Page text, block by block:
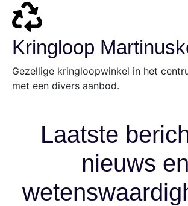
Kringloop
Gezellige kringloopwinkel in het
met een divers aanbod.
Laatste
nieuws en